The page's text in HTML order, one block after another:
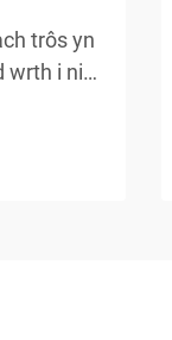
trôs yn
wrth i ni